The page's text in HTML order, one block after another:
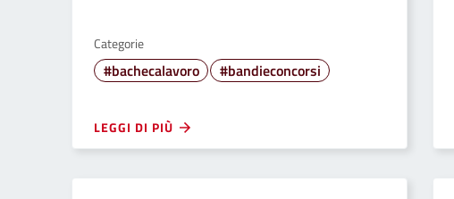
Categorie
#bachecalavoro #bandieconcorsi
LEGGI DI PIÙ